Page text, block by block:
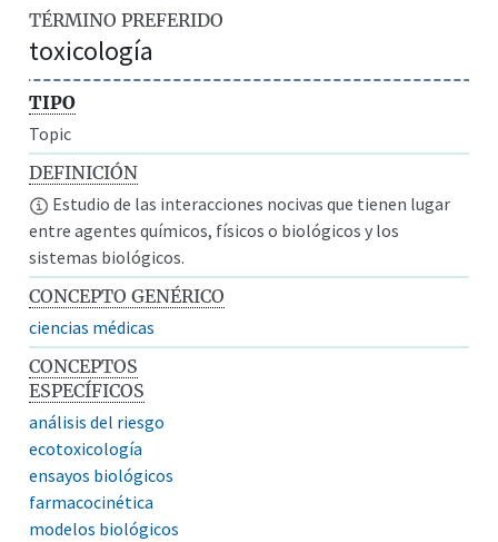
TÉRMINO PREFERIDO
toxicología
TIPO
Topic
DEFINICIÓN
Estudio de las interacciones nocivas que tienen lugar
entre agentes químicos, físicos o biológicos y los
sistemas biológicos.
CONCEPTO GENÉRICO
ciencias médicas
CONCEPTOS
ESPECÍFICOS
análisis del riesgo
ecotoxicología
ensayos biológicos
farmacocinética
modelos biológicos